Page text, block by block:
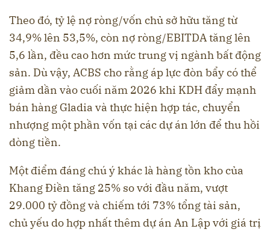
Theo đó, tỷ lệ nợ ròng/vốn chủ sở hữu tăng từ
34,9% lên 53,5%, còn nợ ròng/EBITDA tăng lên
5,6 lần, đều cao hơn mức trung vị ngành bất động
sản. Dù vậy, ACBS cho rằng áp lực đòn bẩy có thể
giảm dần vào cuối năm 2026 khi KDH đẩy mạnh
bán hàng Gladia và thực hiện hợp tác, chuyển
nhượng một phần vốn tại các dự án lớn để thu hồi
dòng tiền.
Một điểm đáng chú ý khác là hàng tồn kho của
Khang Điền tăng 25% so với đầu năm, vượt
29.000 tỷ đồng và chiếm tới 73% tổng tài sản,
chủ yếu do hợp nhất thêm dự án An Lập với giá trị